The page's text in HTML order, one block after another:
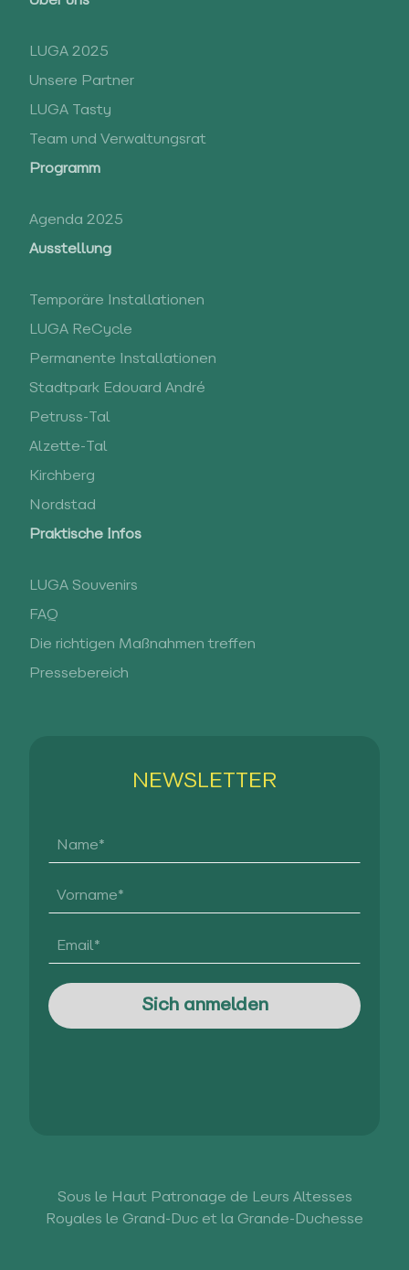
LUGA 2025
Unsere Partner
LUGA Tasty
Team und Verwaltungsrat
Programm
Agenda 2025
Ausstellung
Temporäre Installationen
LUGA ReCycle
Permanente Installationen
Stadtpark Edouard André
Petruss-Tal
Alzette-Tal
Kirchberg
Nordstad
Praktische Infos
LUGA Souvenirs
FAQ
Die richtigen Maßnahmen treffen
Pressebereich
NEWSLETTER
Sous le Haut Patronage de Leurs Altesses
Royales le Grand-Duc et la Grande-Duchesse